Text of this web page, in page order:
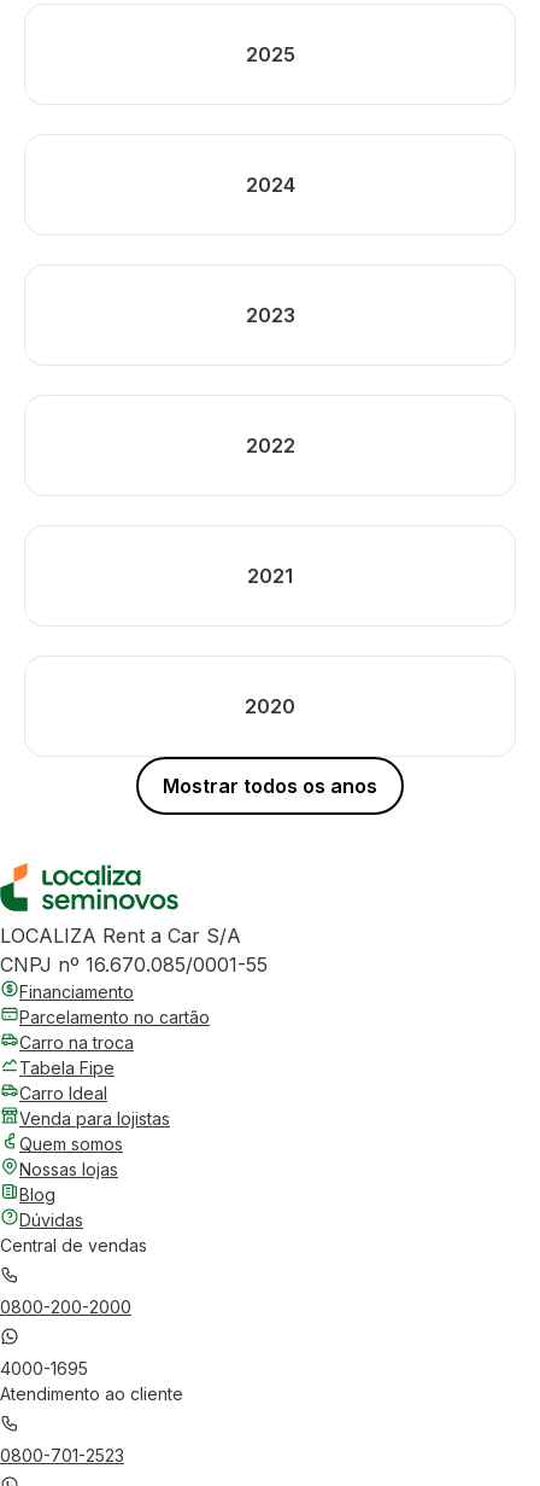
2025
2024
2023
2022
2021
2020
Mostrar todos os anos
LOCALIZA Rent a Car S/A
CNPJ nº 16.670.085/0001-55
Financiamento
Parcelamento no cartão
Carro na troca
Tabela Fipe
Carro Ideal
Venda para lojistas
Quem somos
Nossas lojas
Blog
Dúvidas
Central de vendas
0800-200-2000
4000-1695
Atendimento ao cliente
0800-701-2523